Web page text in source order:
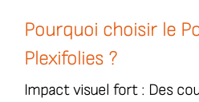
Pourquoi choisir le
Plexifolies ?
Impact visuel fort : Des